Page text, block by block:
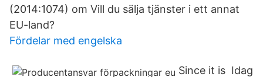
(2014:1074) om Vill du sälja tjänster i ett annat
EU-land?
Fördelar med engelska
Since it is Idag